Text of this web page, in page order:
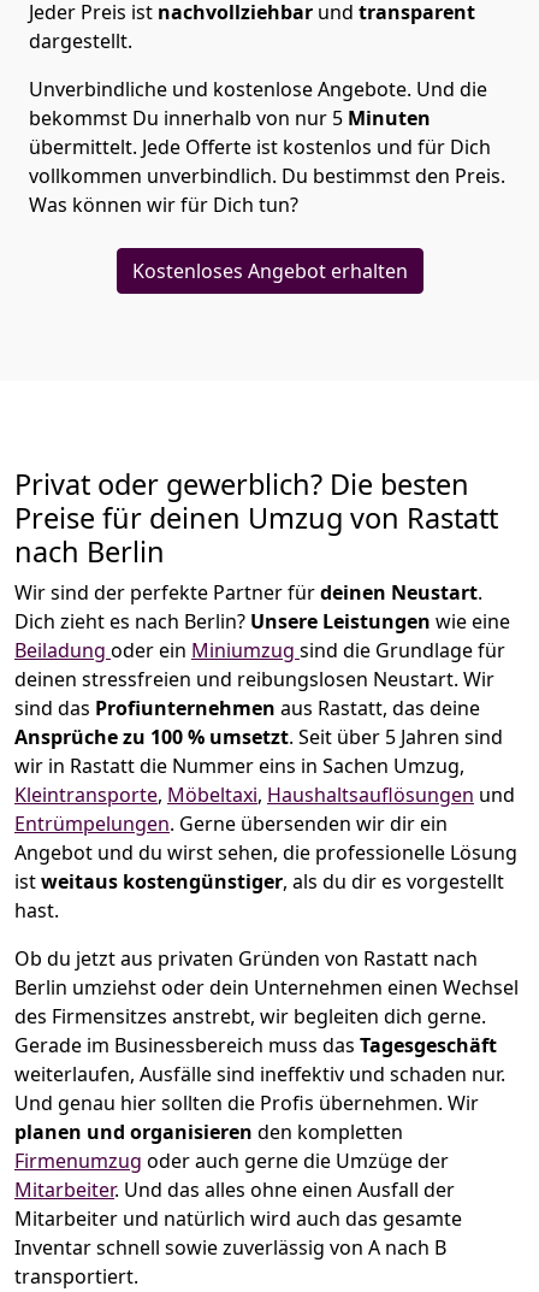
Jeder Preis ist nachvollziehbar und transparent
dargestellt.
Unverbindliche und kostenlose Angebote. Und die
bekommst Du innerhalb von nur 5 Minuten
übermittelt. Jede Offerte ist kostenlos und für Dich
vollkommen unverbindlich. Du bestimmst den Preis.
Was können wir für Dich tun?
Kostenloses Angebot erhalten
Privat oder gewerblich? Die besten
Preise für deinen Umzug von Rastatt
nach Berlin
Wir sind der perfekte Partner fürdeinen Neustart.
Dich zieht es nach Berlin? Unsere Leistungen wie eine
Beiladung oder ein Miniumzug sind die Grundlage für
deinen stressfreien und reibungslosen Neustart. Wir
sind das Profiunternehmen aus Rastatt, das deine
Ansprüche zu 100 % umsetzt. Seit über 5 Jahren sind
wir in Rastatt die Nummer eins in Sachen Umzug,
Kleintransporte, Möbeltaxi, Haushaltsauflösungen und
Entrümpelungen. Gerne übersenden wir dir ein
Angebot und du wirst sehen, die professionelle Lösung
istweitaus kostengünstiger, als du dir es vorgestellt
hast.
Ob du jetzt aus privaten Gründen von Rastatt nach
Berlin umziehst oder dein Unternehmen einen Wechsel
des Firmensitzes anstrebt, wir begleiten dich gerne.
Gerade im Businessbereich muss das Tagesgeschäft
weiterlaufen, Ausfälle sind ineffektiv und schaden nur.
Und genau hier sollten die Profis übernehmen. Wir
planen und organisieren den kompletten
Firmenumzug oder auch gerne die Umzüge der
Mitarbeiter. Und das alles ohne einen Ausfall der
Mitarbeiter und natürlich wird auch das gesamte
Inventar schnell sowie zuverlässig von A nach B
transportiert.